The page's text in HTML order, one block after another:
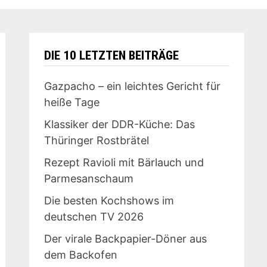
DIE 10 LETZTEN BEITRÄGE
Gazpacho – ein leichtes Gericht für
heiße Tage
Klassiker der DDR-Küche: Das
Thüringer Rostbrätel
Rezept Ravioli mit Bärlauch und
Parmesanschaum
Die besten Kochshows im
deutschen TV 2026
Der virale Backpapier-Döner aus
dem Backofen